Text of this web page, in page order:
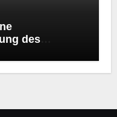
des